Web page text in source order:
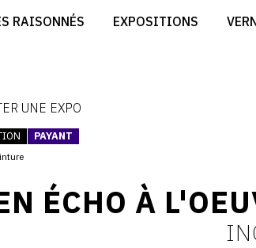
RAISONNÉS EXPOSITIONS
CRÉER SON CATALOGUE D'EXPO
UNE EXPO
PAYANT
ÉCHO À